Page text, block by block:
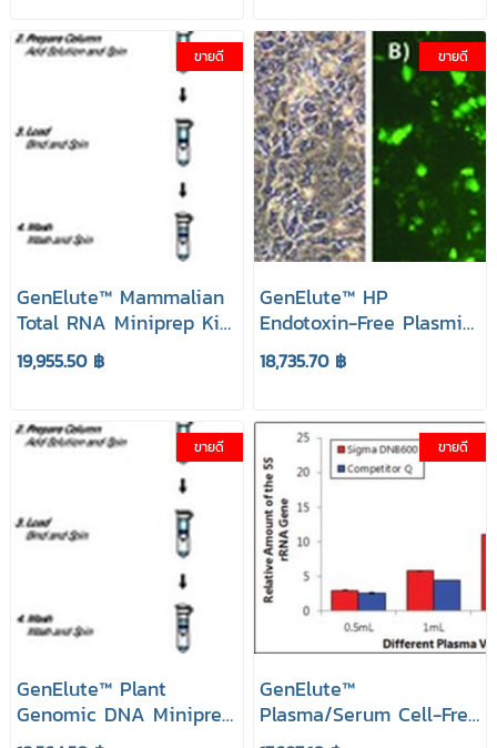
ขายดี
GenElute™ Mammalian
Total RNA Miniprep Kit,
Prep. 70 ยี่ห้อ GenElute
Sigma Aldrich
19,955.50 ฿
ขายดี
GenElute™ HP
Endotoxin-Free Plasmid
Maxiprep Kit, Prep. 10
ยี่ห้อ GenElute Sigma
18,735.70 ฿
ขายดี
GenElute™ Plant
Genomic DNA Miniprep
Kit, Prep. 70 ยี่ห้อ
ขายดี
GenElute™
Plasma/Serum Cell-Free
Circulating DNA